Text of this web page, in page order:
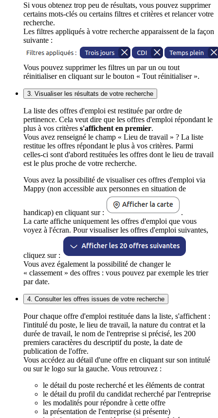
Si vous obtenez trop peu de résultats, vous pouvez supprimer
certains mots-clés ou certains filtres et critères et relancer votre
recherche.
Les filtres appliqués à votre recherche apparaissent de la façon
suivante :
Vous pouvez supprimer les filtres un par un ou tout
réinitialiser en cliquant sur le bouton « Tout réinitialiser ».
3. Visualiser les résultats de votre recherche
La liste des offres d'emploi est restituée par ordre de
pertinence. Cela veut dire que les offres d'emploi répondant le
plus à vos critères s'affichent en premier.
Vous avez renseigné le champ « Lieu de travail » ? La liste
restitue les offres répondant le plus à vos critères. Parmi
celles-ci sont d'abord restituées les offres dont le lieu de travail
est le plus proche de votre recherche.
Vous avez la possibilité de visualiser ces offres d'emploi via
Mappy (non accessible aux personnes en situation de
handicap) en cliquant sur :
.
La carte affiche uniquement les offres d'emploi que vous
voyez à l'écran. Pour visualiser les offres d'emploi suivantes,
cliquez sur :
Vous avez également la possibilité de changer le
« classement » des offres : vous pouvez par exemple les trier
par date.
4. Consulter les offres issues de votre recherche
Pour chaque offre d'emploi restituée dans la liste, s'affichent :
l'intitulé du poste, le lieu de travail, la nature du contrat et la
durée de travail, le nom de l'entreprise si précisé, les 200
premiers caractères du descriptif du poste, la date de
publication de l'offre.
Vous accédez au détail d'une offre en cliquant sur son intitulé
ou sur le logo sur la gauche. Vous retrouvez :
le détail du poste recherché et les éléments de contrat
le détail du profil du candidat recherché par l'entreprise
les modalités pour répondre à cette offre
la présentation de l'entreprise (si présente)